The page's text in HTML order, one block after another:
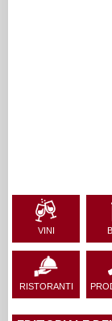
VINI
RISTORANTI